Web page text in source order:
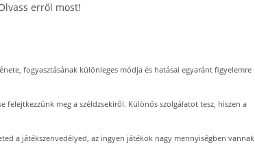
erről most!
fogyasztásának különleges módja és hatásai egyaránt figyelemre
felejtkezzünk meg a széldzsekiről. Különös szolgálatot tesz, hiszen a
a játékszenvedélyed, az ingyen játékok nagy mennyiségben vannak